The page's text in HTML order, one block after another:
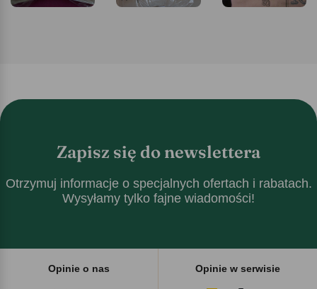
Zapisz się do newslettera
Otrzymuj informacje o specjalnych ofertach i rabatach.
Wysyłamy tylko fajne wiadomości!
Opinie o nas Opinie w serwisie